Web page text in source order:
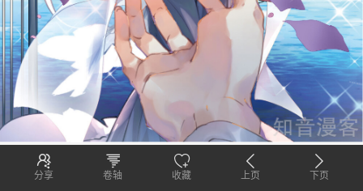
分享 卷轴 收藏 上页 下页